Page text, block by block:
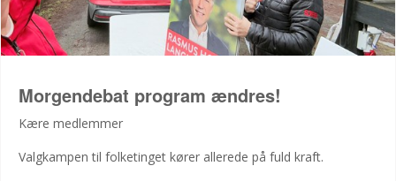
Morgendebat program ændres!
Kære medlemmer
Valgkampen til folketinget kører allerede på fuld kraft.